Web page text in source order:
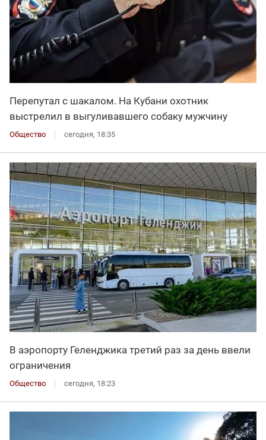
Перепутал с шакалом. На Кубани охотник
выстрелил в выгуливавшего собаку мужчину
Общество сегодня, 18:35
В аэропорту Геленджика третий раз за день ввели
ограничения
Общество сегодня, 18:23